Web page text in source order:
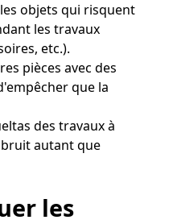
objets qui risquent
les travaux
etc.).
pièces avec des
que la
des travaux à
autant que
les